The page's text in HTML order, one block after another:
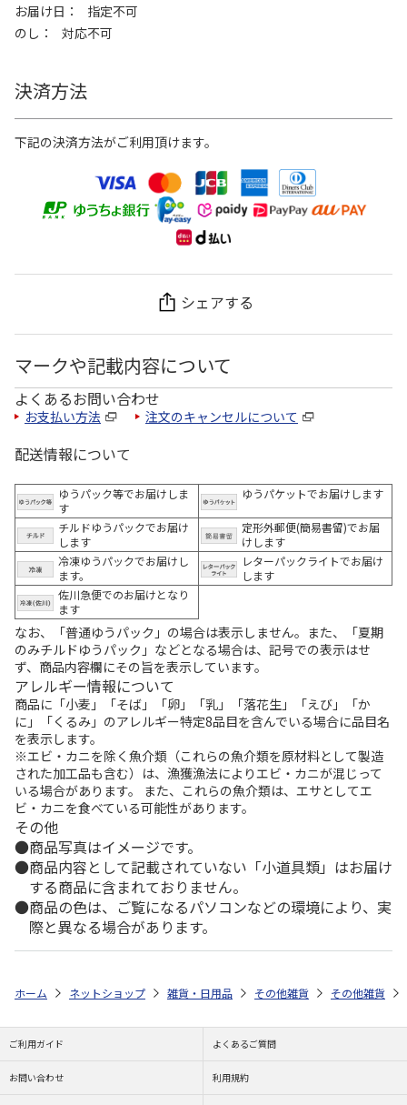
お届け日
指定不可
のし
対応不可
決済方法
下記の決済方法がご利用頂けます。
シェアする
マークや記載内容について
よくあるお問い合わせ
お支払い方法 注文のキャンセルについて
配送情報について
ゆうパック等でお届けしま
す
ゆうパケットでお届けします
チルドゆうパックでお届け
します
定形外郵便(簡易書留)でお届
けします
冷凍ゆうパックでお届けし
ます。
レターパックライトでお届け
します
佐川急便でのお届けとなり
ます
なお、「普通ゆうパック」の場合は表示しません。また、「夏期
のみチルドゆうパック」などとなる場合は、記号での表示はせ
ず、商品内容欄にその旨を表示しています。
アレルギー情報について
商品に「小麦」「そば」「卵」「乳」「落花生」「えび」「か
に」「くるみ」のアレルギー特定8品目を含んでいる場合に品目名
を表示します。
※エビ・カニを除く魚介類（これらの魚介類を原材料として製造
された加工品も含む）は、漁獲漁法によりエビ・カニが混じって
いる場合があります。 また、これらの魚介類は、エサとしてエ
ビ・カニを食べている可能性があります。
その他
商品写真はイメージです。
商品内容として記載されていない「小道具類」はお届け
する商品に含まれておりません。
商品の色は、ご覧になるパソコンなどの環境により、実
際と異なる場合があります。
ホーム ネットショップ 雑貨・日用品 その他雑貨 その他雑貨
ご利用ガイド よくあるご質問
お問い合わせ 利用規約